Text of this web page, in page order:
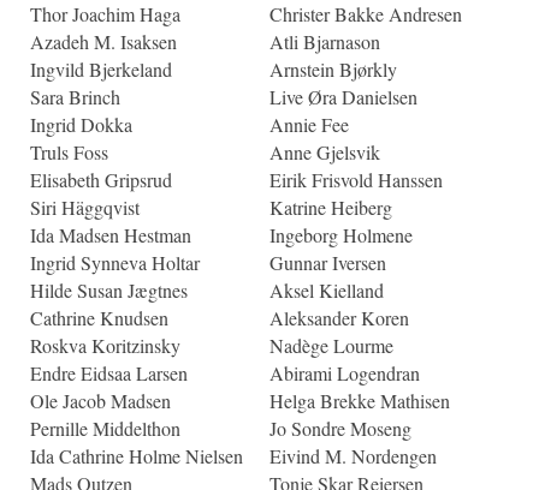
Thor Joachim Haga
Christer Bakke Andresen
Azadeh M. Isaksen
Atli Bjarnason
Ingvild Bjerkeland
Arnstein Bjørkly
Sara Brinch
Live Øra Danielsen
Ingrid Dokka
Annie Fee
Truls Foss
Anne Gjelsvik
Elisabeth Gripsrud
Eirik Frisvold Hanssen
Siri Häggqvist
Katrine Heiberg
Ida Madsen Hestman
Ingeborg Holmene
Ingrid Synneva Holtar
Gunnar Iversen
Hilde Susan Jægtnes
Aksel Kielland
Cathrine Knudsen
Aleksander Koren
Roskva Koritzinsky
Nadège Lourme
Endre Eidsaa Larsen
Abirami Logendran
Ole Jacob Madsen
Helga Brekke Mathisen
Pernille Middelthon
Jo Sondre Moseng
Ida Cathrine Holme Nielsen
Eivind M. Nordengen
Mads Outzen
Tonje Skar Reiersen